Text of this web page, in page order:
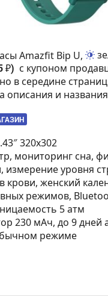
Amazfit Bip U,
₽) с купоном
в середине
описания и
320х302
мониторинг сна,
измерение уровня
крови, женский
режимов,
5 атм
230 мАч, до 9
режиме